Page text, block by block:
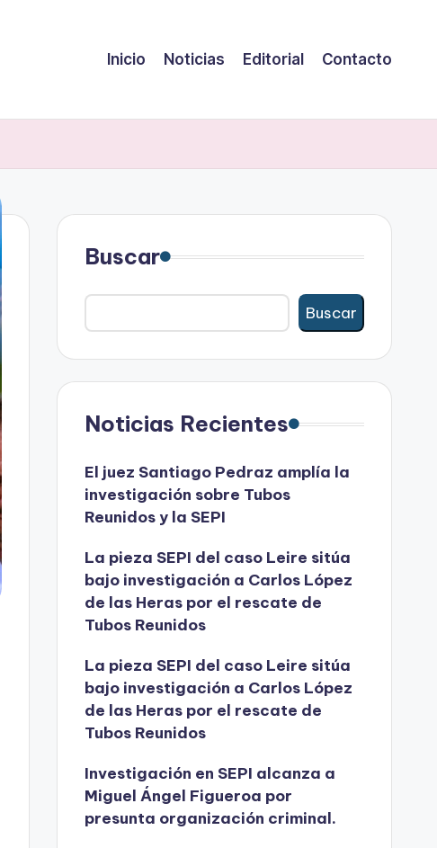
Inicio Noticias Editorial Contacto
Buscar
Buscar
Noticias Recientes
El juez Santiago Pedraz amplía la
investigación sobre Tubos
Reunidos y la SEPI
La pieza SEPI del caso Leire sitúa
bajo investigación a Carlos López
de las Heras por el rescate de
Tubos Reunidos
La pieza SEPI del caso Leire sitúa
bajo investigación a Carlos López
de las Heras por el rescate de
Tubos Reunidos
Investigación en SEPI alcanza a
Miguel Ángel Figueroa por
presunta organización criminal.